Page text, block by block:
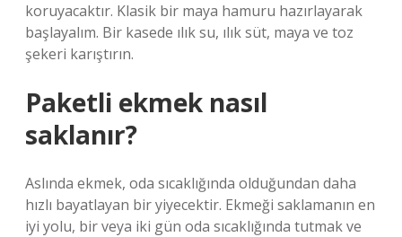
koruyacaktır. Klasik bir maya hamuru hazırlayarak
başlayalım. Bir kasede ılık su, ılık süt, maya ve toz
şekeri karıştırın.
Paketli ekmek nasıl
saklanır?
Aslında ekmek, oda sıcaklığında olduğundan daha
hızlı bayatlayan bir yiyecektir. Ekmeği saklamanın en
iyi yolu, bir veya iki gün oda sıcaklığında tutmak ve